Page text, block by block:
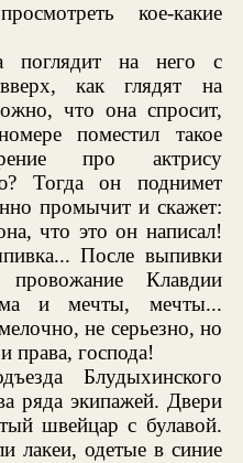
кое-какие
поглядит на него с
как глядят на
что она спросит,
поместил такое
про актрису
Тогда он поднимет
промычит и скажет:
что это он написал!
После выпивки
провожание Клавдии
и мечты, мечты...
не серьезно, но
права, господа!
Блудыхинского
ряда экипажей. Двери
швейцар с булавой.
лакеи, одетые в синие